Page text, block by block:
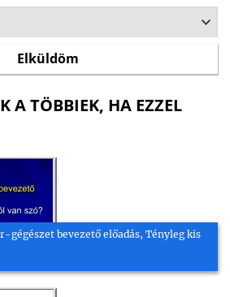
A TÖBBIEK, HA EZZEL
bevezető előadás, Tényleg kis